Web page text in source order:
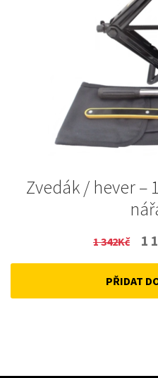
Zvedák / hever –
1 342Kč 1
PŘIDAT